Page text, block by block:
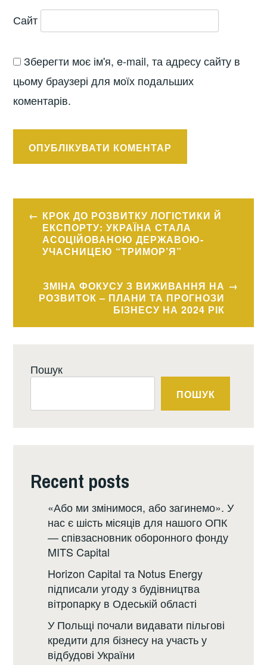
Сайт
Зберегти моє ім'я, e-mail, та адресу сайту в
цьому браузері для моїх подальших
коментарів.
Навігація
записів
КРОК ДО РОЗВИТКУ ЛОГІСТИКИ Й
ЕКСПОРТУ: УКРАЇНА СТАЛА
АСОЦІЙОВАНОЮ ДЕРЖАВОЮ-
УЧАСНИЦЕЮ “ТРИМОР’Я”
ЗМІНА ФОКУСУ З ВИЖИВАННЯ НА
РОЗВИТОК – ПЛАНИ ТА ПРОГНОЗИ
БІЗНЕСУ НА 2024 РІК
Пошук
ПОШУК
Recent posts
«Або ми змінимося, або загинемо». У
нас є шість місяців для нашого ОПК
— співзасновник оборонного фонду
MITS Capital
Horizon Capital та Notus Energy
підписали угоду з будівництва
вітропарку в Одеській області
У Польщі почали видавати пільгові
кредити для бізнесу на участь у
відбудові України